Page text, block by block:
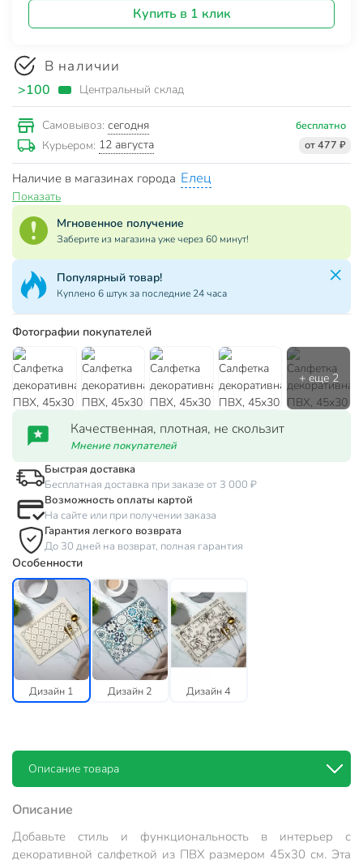
Купить в 1 клик
В наличии
>100 Центральный склад
Самовывоз: сегодня бесплатно
Курьером: 12 августа от 477 ₽
Наличие в магазинах города Елец
Показать
Мгновенное получение
Заберите из магазина уже через 60 минут!
Популярный товар!
Куплено 6 штук за последние 24 часа
Фотографии покупателей
Качественная, плотная, не скользит
Мнение покупателей
Быстрая доставка
Бесплатная доставка при заказе от 3 000 ₽
Возможность оплаты картой
На сайте или при получении заказа
Гарантия легкого возврата
До 30 дней на возврат, полная гарантия
Особенности
Дизайн 1 Дизайн 2 Дизайн 4
Описание товара
Описание
Добавьте стиль и функциональность в интерьер с
декоративной салфеткой из ПВХ размером 45х30 см. Эта